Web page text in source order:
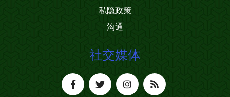
私隐政策
沟通
社交媒体